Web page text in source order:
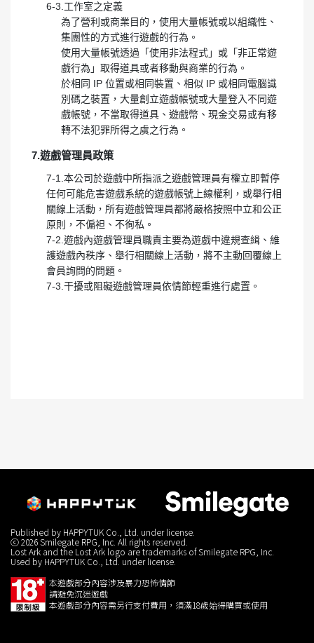
6-3.工作室之定義
為了營利或商業目的，使用大量帳號或以組織性、
集團性的方式進行遊戲的行為。
使用大量帳號透過「使用非法程式」或「非正常遊
戲行為」取得道具或者移動與商業的行為。
於相同 IP 位置或相同裝置、相似 IP 或相同電腦識
別碼之裝置，大量創立遊戲帳號或大量登入不同遊
戲帳號，不當取得道具、遊戲幣、現金交易或有移
轉不法犯罪所得之虞之行為。
7.遊戲管理員政策
7-1.本公司於遊戲中所指派之遊戲管理員有權立即暫停
任何可能危害遊戲系統的遊戲帳號上線權利，或舉行相
關線上活動，所有遊戲管理員都將嚴格按照中立和公正
原則，不偏袒、不徇私。
7-2.遊戲內遊戲管理員職責主要為遊戲中違規查緝、維
護遊戲內秩序、舉行相關線上活動，將不主動回覆線上
會員詢問的問題。
7-3.干擾或阻礙遊戲管理員依情節輕重進行處置。
Published by HAPPYTUK Co., Ltd. under license.
ⓒ 2026 Smilegate RPG, Inc. All rights reserved.
Lost Ark and the Lost Ark logo are trademarks of Smilegate RPG, Inc.
Used by HAPPYTUK Co., Ltd. under license.
本遊戲部分內容涉及暴力恐怖情節
請避免沉迷遊戲
本遊戲部分內容需另行支付費用，須滿18歲始得購買或使用